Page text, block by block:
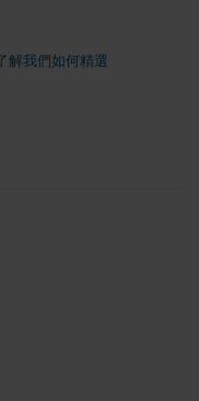
了解我們如何精選